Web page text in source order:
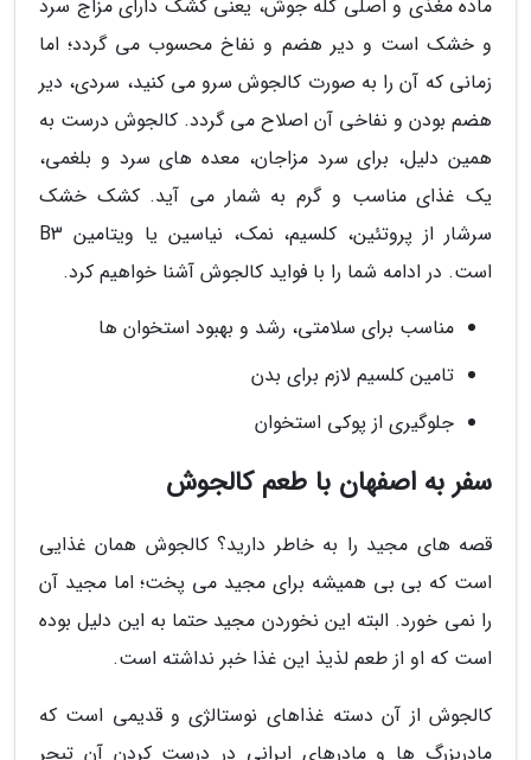
ماده مغذی و اصلی کله جوش، یعنی کشک دارای مزاج سرد
و خشک است و دیر هضم و نفاخ محسوب می گردد؛ اما
زمانی که آن را به صورت کالجوش سرو می کنید، سردی، دیر
هضم بودن و نفاخی آن اصلاح می گردد. کالجوش درست به
همین دلیل، برای سرد مزاجان، معده های سرد و بلغمی،
یک غذای مناسب و گرم به شمار می آید. کشک خشک
سرشار از پروتئین، کلسیم، نمک، نیاسین یا ویتامین B3
است. در ادامه شما را با فواید کالجوش آشنا خواهیم کرد.
مناسب برای سلامتی، رشد و بهبود استخوان ها
تامین کلسیم لازم برای بدن
جلوگیری از پوکی استخوان
سفر به اصفهان با طعم کالجوش
قصه های مجید را به خاطر دارید؟ کالجوش همان غذایی
است که بی بی همیشه برای مجید می پخت؛ اما مجید آن
را نمی خورد. البته این نخوردن مجید حتما به این دلیل بوده
است که او از طعم لذیذ این غذا خبر نداشته است.
کالجوش از آن دسته غذاهای نوستالژی و قدیمی است که
مادربزرگ ها و مادرهای ایرانی در درست کردن آن تبحر